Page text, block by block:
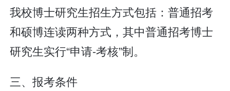
我校博士研究生招生方式包括：普通招考
和硕博连读两种方式，其中普通招考博士
研究生实行“申请-考核”制。
三、报考条件